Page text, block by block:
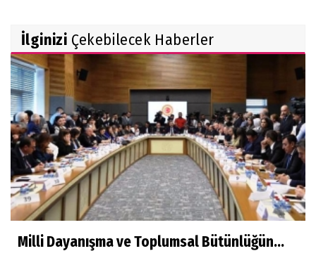
İlginizi Çekebilecek Haberler
Milli Dayanışma ve Toplumsal Bütünlüğün...